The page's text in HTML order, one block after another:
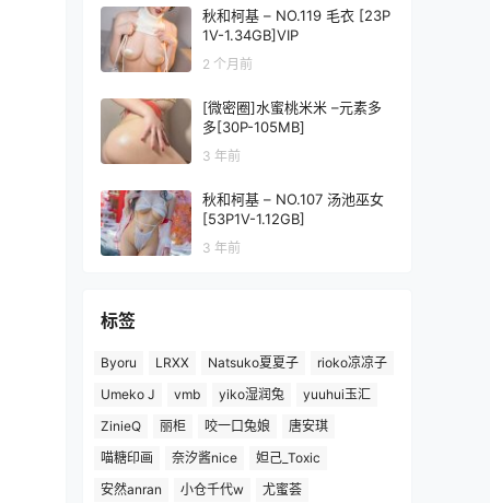
秋和柯基 – NO.119 毛衣 [23P
1V-1.34GB]VIP
2 个月前
[微密圈]水蜜桃米米 –元素多
多[30P-105MB]
3 年前
秋和柯基 – NO.107 汤池巫女
[53P1V-1.12GB]
3 年前
标签
Byoru LRXX Natsuko夏夏子
rioko凉凉子
Umeko J
vmb yiko湿润兔
yuuhui玉汇
ZinieQ
丽柜 咬一口兔娘
唐安琪
喵糖印画
奈汐酱nice
妲己_Toxic
安然anran
小仓千代w
尤蜜荟